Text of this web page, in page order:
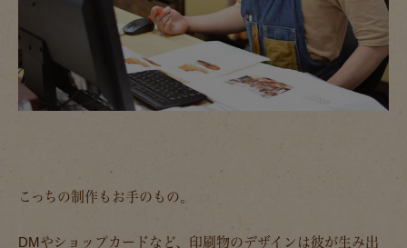
こっちの制作もお手のもの。
DMやショップカードなど、印刷物のデザインは彼が生み出